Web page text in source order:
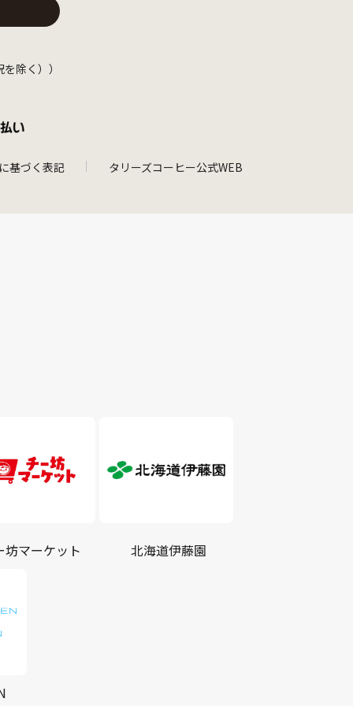
除く））
基づく表記 タリーズコーヒー公式WEB
坊マーケット 北海道伊藤園